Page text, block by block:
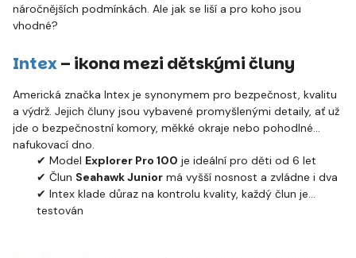
náročnějších podmínkách. Ale jak se liší a pro koho jsou
vhodné?
Intex– ikona mezi dětskými čluny
Americká značka Intex je synonymem pro bezpečnost, kvalitu
a výdrž. Jejich čluny jsou vybavené promyšlenými detaily, ať už
jde o bezpečnostní komory, měkké okraje nebo pohodlné
nafukovací dno.
✔ Model Explorer Pro 100 je ideální pro děti od 6 let
✔ Člun Seahawk Junior má vyšší nosnost a zvládne i dva
✔ Intex klade důraz na kontrolu kvality, každý člun je
testován